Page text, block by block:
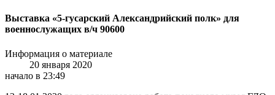
Выставка «5-гусарский Александрийский полк» для
военнослужащих в/ч 90600
Информация о материале
20 января 2020
начало в 23:49